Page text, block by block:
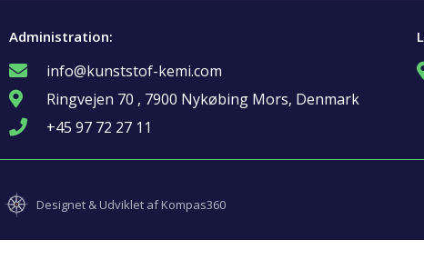
Administration:
info@kunststof-kemi.com
Ringvejen 70 , 7900 Nykøbing Mors, Denmark
+45 97 72 27 11
Designet & Udviklet af Kompas360